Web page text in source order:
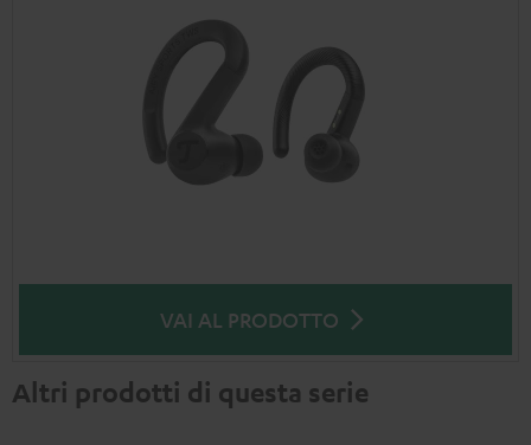
VAI AL PRODOTTO
Altri prodotti di questa serie